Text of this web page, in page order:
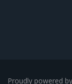
Proudly powered